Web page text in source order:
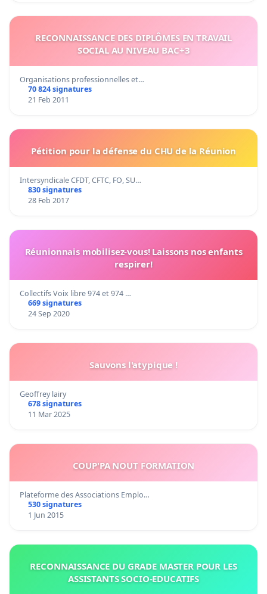
RECONNAISSANCE DES DIPLÔMES EN TRAVAIL
SOCIAL AU NIVEAU BAC+3
Organisations professionnelles et…
70 824 signatures
21 Feb 2011
Pétition pour la défense du CHU de la Réunion
Intersyndicale CFDT, CFTC, FO, SU…
830 signatures
28 Feb 2017
Réunionnais mobilisez-vous! Laissons nos enfants
respirer!
Collectifs Voix libre 974 et 974 …
669 signatures
24 Sep 2020
Sauvons l'atypique !
Geoffrey lairy
678 signatures
11 Mar 2025
COUP'PA NOUT FORMATION
Plateforme des Associations Emplo…
530 signatures
1 Jun 2015
RECONNAISSANCE DU GRADE MASTER POUR LES
ASSISTANTS SOCIO-EDUCATIFS